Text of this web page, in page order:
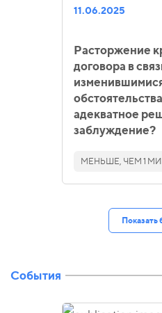
11.06.2025
Расторжение
договора в
адекватное
заблуждение?
МЕНЬШЕ, ЧЕМ 1
Показать
События